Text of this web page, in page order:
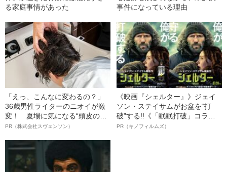
る家庭事情があった
事件になっている理由
「えっ、こんなに変わるの？」
36歳男性ライターのニオイが激
変！ 夏場に気になる“頭皮のニ
オイ”や“ベタつき”を解消す
ト”が生み出した徹底ケアとは
PR（株式会社スヴェンソン）
《映画『シェルター』》ジェイ
ソン・ステイサムがお盆を“打
破”する!!《「眠眠打破」コラ
ボ》
PR（キノフィルムズ）